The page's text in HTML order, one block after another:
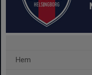
Hem